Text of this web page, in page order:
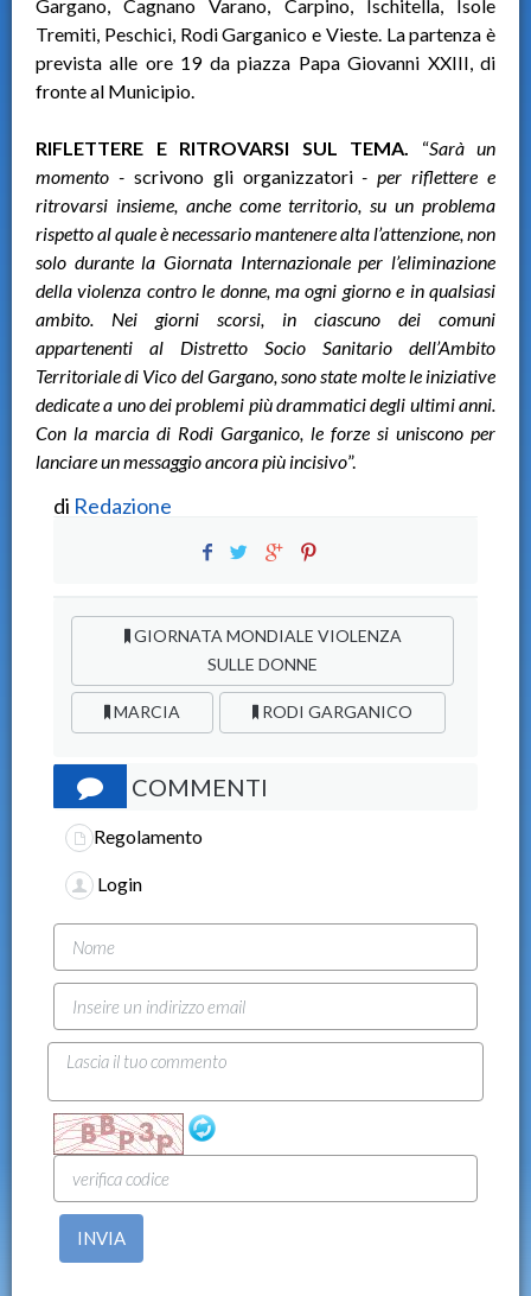
Gargano, Cagnano Varano, Carpino, Ischitella, Isole
Tremiti, Peschici, Rodi Garganico e Vieste. La partenza è
prevista alle ore 19 da piazza Papa Giovanni XXIII, di
fronte al Municipio.
RIFLETTERE E RITROVARSI SUL TEMA. “Sarà un
momento - scrivono gli organizzatori- per riflettere e
ritrovarsi insieme, anche come territorio, su un problema
rispetto al quale è necessario mantenere alta l’attenzione, non
solo durante la Giornata Internazionale per l’eliminazione
della violenza contro le donne, ma ogni giorno e in qualsiasi
ambito. Nei giorni scorsi, in ciascuno dei comuni
appartenenti al Distretto Socio Sanitario dell’Ambito
Territoriale di Vico del Gargano, sono state molte le iniziative
dedicate a uno dei problemi più drammatici degli ultimi anni.
Con la marcia di Rodi Garganico, le forze si uniscono per
lanciare un messaggio ancora più incisivo”.
di Redazione
GIORNATA MONDIALE VIOLENZA
SULLE DONNE
MARCIA RODI GARGANICO
COMMENTI
Regolamento
Login
INVIA